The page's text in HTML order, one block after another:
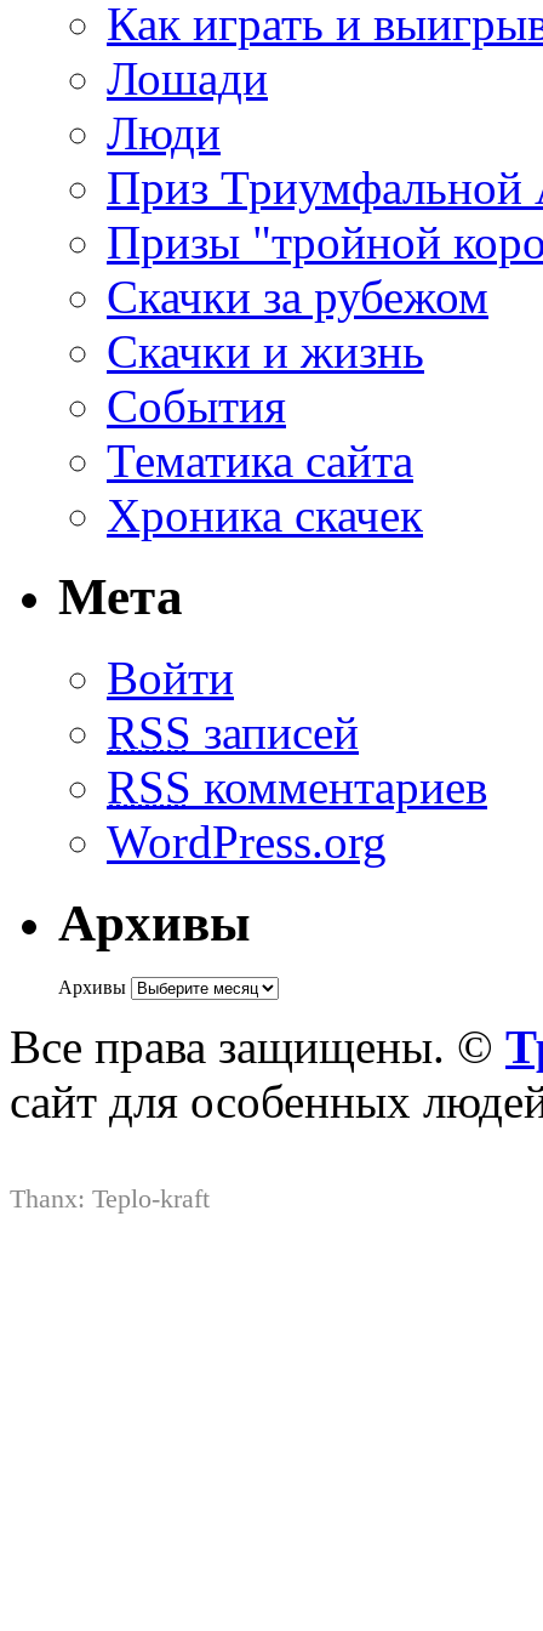
Как играть и
Лошади
Люди
Приз Триумфальной
Призы "тройной
Скачки за рубежом
Скачки и жизнь
События
Тематика сайта
Хроника скачек
Мета
Войти
RSS записей
RSS комментариев
WordPress.org
Архивы
Архивы
Все права защищены. ©
сайт для особенных
Thanx: Teplo-kraft